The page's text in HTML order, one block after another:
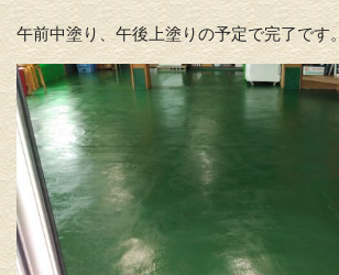
午前中塗り、午後上塗りの予定で完了です。